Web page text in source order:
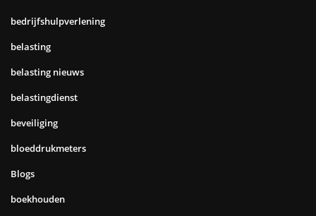
bedrijfshulpverlening
belasting
belasting nieuws
belastingdienst
beveiliging
bloeddrukmeters
Blogs
boekhouden